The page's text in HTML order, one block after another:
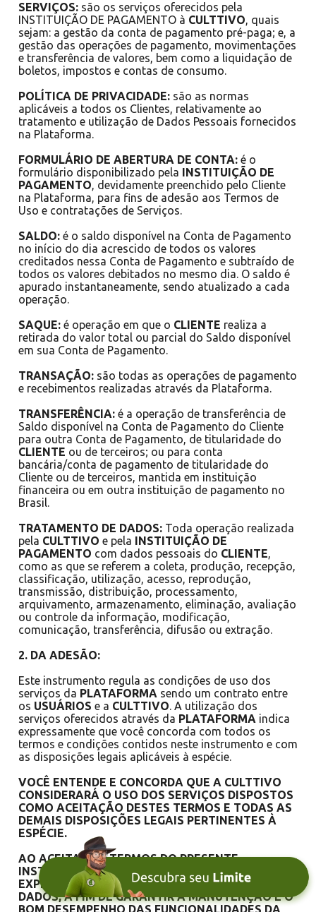
SERVIÇOS: são os serviços oferecidos pela
INSTITUIÇÃO DE PAGAMENTO à CULTTIVO, quais
sejam: a gestão da conta de pagamento pré-paga; e, a
gestão das operações de pagamento, movimentações
e transferência de valores, bem como a liquidação de
boletos, impostos e contas de consumo.
POLÍTICA DE PRIVACIDADE: são as normas
aplicáveis a todos os Clientes, relativamente ao
tratamento e utilização de Dados Pessoais fornecidos
na Plataforma.
FORMULÁRIO DE ABERTURA DE CONTA: é o
formulário disponibilizado pela INSTITUIÇÃO DE
PAGAMENTO, devidamente preenchido pelo Cliente
na Plataforma, para fins de adesão aos Termos de
Uso e contratações de Serviços.
SALDO: é o saldo disponível na Conta de Pagamento
no início do dia acrescido de todos os valores
creditados nessa Conta de Pagamento e subtraído de
todos os valores debitados no mesmo dia. O saldo é
apurado instantaneamente, sendo atualizado a cada
operação.
SAQUE: é operação em que o CLIENTE realiza a
retirada do valor total ou parcial do Saldo disponível
em sua Conta de Pagamento.
TRANSAÇÃO: são todas as operações de pagamento
e recebimentos realizadas através da Plataforma.
TRANSFERÊNCIA: é a operação de transferência de
Saldo disponível na Conta de Pagamento do Cliente
para outra Conta de Pagamento, de titularidade do
CLIENTE ou de terceiros; ou para conta
bancária/conta de pagamento de titularidade do
Cliente ou de terceiros, mantida em instituição
financeira ou em outra instituição de pagamento no
Brasil.
TRATAMENTO DE DADOS: Toda operação realizada
pela CULTTIVO e pela INSTITUIÇÃO DE
PAGAMENTO com dados pessoais do CLIENTE,
como as que se referem a coleta, produção, recepção,
classificação, utilização, acesso, reprodução,
transmissão, distribuição, processamento,
arquivamento, armazenamento, eliminação, avaliação
ou controle da informação, modificação,
comunicação, transferência, difusão ou extração.
2. DA ADESÃO:
Este instrumento regula as condições de uso dos
serviços da PLATAFORMA sendo um contrato entre
os USUÁRIOS e a CULTTIVO. A utilização dos
serviços oferecidos através da PLATAFORMA indica
expressamente que você concorda com todos os
termos e condições contidos neste instrumento e com
as disposições legais aplicáveis à espécie.
VOCÊ ENTENDE E CONCORDA QUE A CULTTIVO
CONSIDERARÁ O USO DOS SERVIÇOS DISPOSTOS
COMO ACEITAÇÃO DESTES TERMOS E TODAS AS
DEMAIS DISPOSIÇÕES LEGAIS PERTINENTES À
ESPÉCIE.
AO ACEITAR OS TERMOS DO PRESENTE
INSTRUMENTO, O USUÁRIO AUTORIZA
EXPRESSAMENTE O TRATAMENTO DE SEUS
DADOS, A FIM DE GARANTIR A MANUTENÇÃO E O
BOM DESEMPENHO DAS FUNCIONALIDADES DA